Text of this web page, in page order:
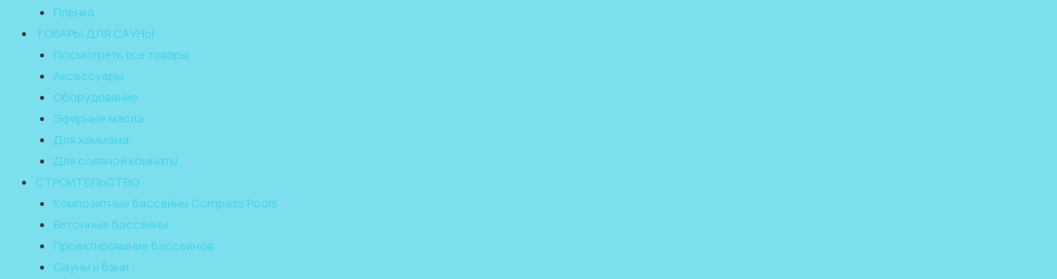
Пленка
ТОВАРЫ ДЛЯ САУНЫ
Посмотреть все товары
Аксессуары
Оборудование
Эфирные масла
Для хаммама
Для соляной комнаты
СТРОИТЕЛЬСТВО
Композитные бассейны Compass Pools
Бетонные бассейны
Проектирование бассейнов
Сауны и бани